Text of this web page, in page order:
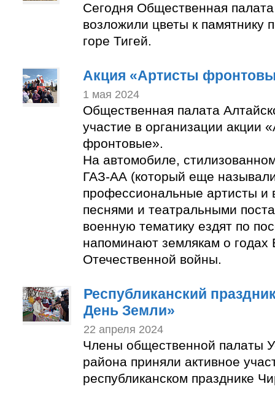
Сегодня Общественная
возложили цветы к памятнику
горе Тигей.
Акция «Артисты
1 мая 2024
Общественная палата
участие в организации акции
фронтовые».
На автомобиле,
ГАЗ-АА (который еще
профессиональные артисты и
песнями и театральными
военную тематику ездят по
напоминают землякам о годах
Отечественной войны.
Республиканский
День Земли»
22 апреля 2024
Члены общественной палаты
района приняли активное
республиканском празднике